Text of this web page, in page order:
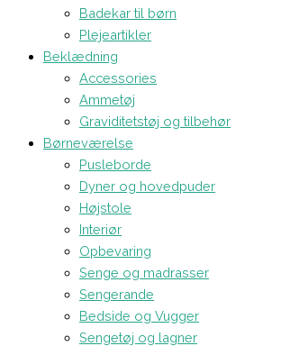
Badekar til børn
Plejeartikler
Beklædning
Accessories
Ammetøj
Graviditetstøj og tilbehør
Børneværelse
Pusleborde
Dyner og hovedpuder
Højstole
Interiør
Opbevaring
Senge og madrasser
Sengerande
Bedside og Vugger
Sengetøj og lagner